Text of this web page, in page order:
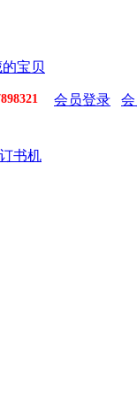
宝贝
会员登录
订书机